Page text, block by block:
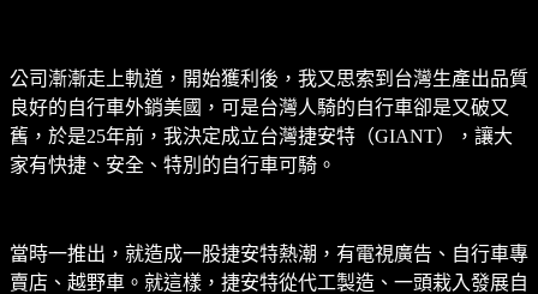
公司漸漸走上軌道，開始獲利後，我又思索到台灣生產出品質
良好的自行車外銷美國，可是台灣人騎的自行車卻是又破又
舊，於是25年前，我決定成立台灣捷安特（GIANT），讓大
家有快捷、安全、特別的自行車可騎。
當時一推出，就造成一股捷安特熱潮，有電視廣告、自行車專
賣店、越野車。就這樣，捷安特從代工製造、一頭栽入發展自